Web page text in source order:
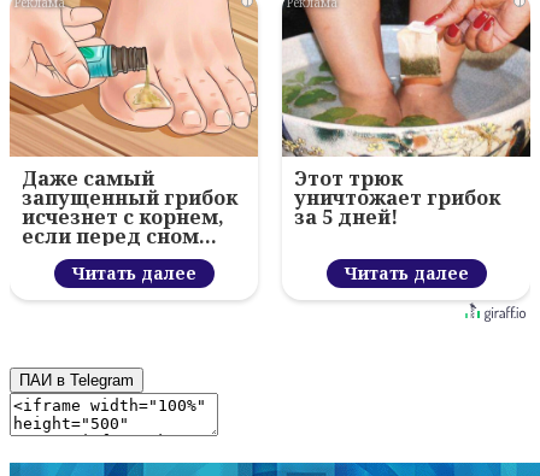
Даже самый
запущенный грибок
исчезнет с корнем,
если перед сном…
Читать далее
Этот трюк
уничтожает грибок
за 5 дней!
Читать далее
ПАИ в Telegram